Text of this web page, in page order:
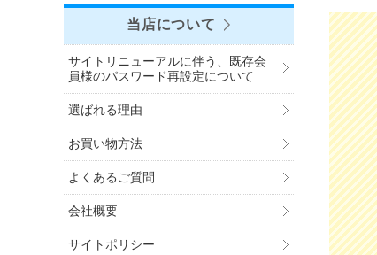
当店について
サイトリニューアルに伴う、既存会
員様のパスワード再設定について
選ばれる理由
お買い物方法
よくあるご質問
会社概要
サイトポリシー